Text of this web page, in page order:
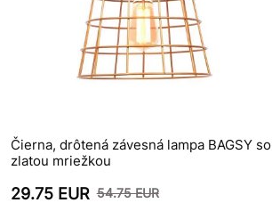
Čierna, drôtená závesná lampa BAGSY so
zlatou mriežkou
29.75 EUR 54.75 EUR